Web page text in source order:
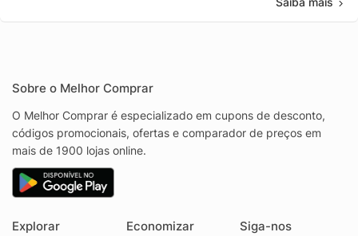
Sobre o Melhor Comprar
O Melhor Comprar é especializado em cupons de desconto,
códigos promocionais, ofertas e comparador de preços em
mais de 1900 lojas online.
Explorar Economizar Siga-nos